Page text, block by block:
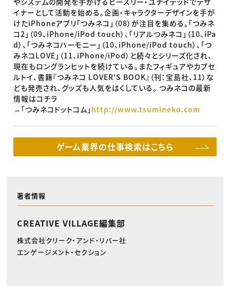
イナーとして活動を始める。企画・キャラクターデザインを手が
けたiPhoneアプリ「つみネコ」（08）が注目を集める。「つみネ
コ2」（09、iPhone/iPod touch）、「リアルつみネコ」（10、iPa
d）、「つみネコハーモニー」（10、iPhone/iPod touch）、「つ
みネコLOVE」（11、iPhone/iPod）と続々とシリーズ化され、
現在もロングランヒットを続けている。またフィギュアやカプセ
ルトイ、書籍『つみネコ LOVER'S BOOK』（刊：宝島社、11）な
ども発売され、グッズも人気をはくしている。 つみネコの最新
情報はコチラ
→「つみネコドットコム」 http://www.tsumineko.com
ゲーム業界の仕事検索はこちら
著者情報
CREATIVE VILLAGE編集部
株式会社クリーク・アンド・リバー社
エンゲージメント・セクション